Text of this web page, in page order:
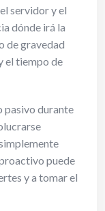
servidor y el
dónde irá la
de gravedad
el tiempo de
pasivo durante
puede
y a tomar el